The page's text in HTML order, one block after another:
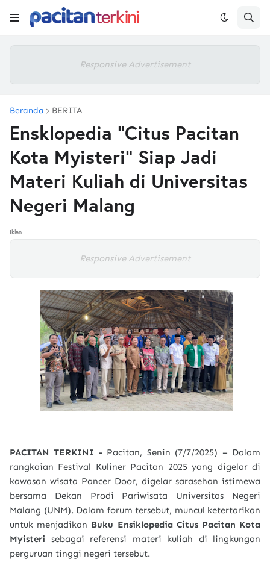
Responsive Advertisement
Beranda BERITA
Ensklopedia “Citus Pacitan
Kota Myisteri” Siap Jadi
Materi Kuliah di Universitas
Negeri Malang
Iklan
Responsive Advertisement
PACITAN TERKINI - Pacitan, Senin (7/7/2025) – Dalam
rangkaian Festival Kuliner Pacitan 2025 yang digelar di
kawasan wisata Pancer Door, digelar sarasehan istimewa
bersama Dekan Prodi Pariwisata Universitas Negeri
Malang (UNM). Dalam forum tersebut, muncul ketertarikan
untuk menjadikan Buku Ensiklopedia Citus Pacitan Kota
Myisteri sebagai referensi materi kuliah di lingkungan
perguruan tinggi negeri tersebut.